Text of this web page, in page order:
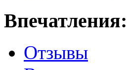
Впечатления:
Отзывы